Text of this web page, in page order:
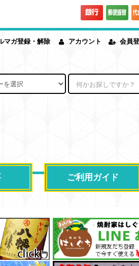
マガ登録・解除 アカウント 会員
ご利用ガイド